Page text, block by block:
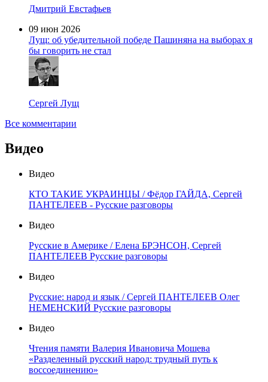
Дмитрий Евстафьев
09 июн 2026
Лущ: об убедительной победе Пашиняна на выборах я
бы говорить не стал
Сергей Лущ
Все комментарии
Видео
Видео
КТО ТАКИЕ УКРАИНЦЫ / Фёдор ГАЙДА, Сергей
ПАНТЕЛЕЕВ - Русские разговоры
Видео
Русские в Америке / Елена БРЭНСОН, Сергей
ПАНТЕЛЕЕВ Русские разговоры
Видео
Русские: народ и язык / Сергей ПАНТЕЛЕЕВ Олег
НЕМЕНСКИЙ Русские разговоры
Видео
Чтения памяти Валерия Ивановича Мошева
«Разделенный русский народ: трудный путь к
воссоединению»